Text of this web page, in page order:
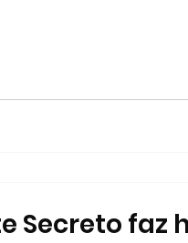
Secreto faz